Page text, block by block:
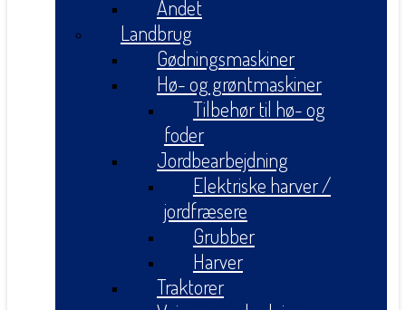
Andet
Landbrug
Gødningsmaskiner
Hø- og grøntmaskiner
Tilbehør til hø- og
foder
Jordbearbejdning
Elektriske harver /
jordfræsere
Grubber
Harver
Traktorer